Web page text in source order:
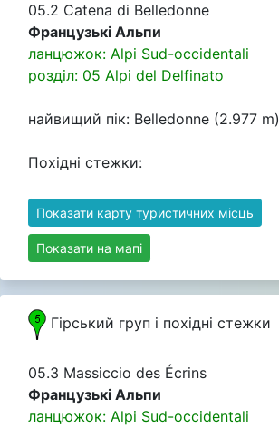
05.2 Catena di Belledonne
Французькі Альпи
ланцюжок: Alpi Sud-occidentali
розділ: 05 Alpi del Delfinato
найвищий пік: Belledonne (2.977 m)
Похідні стежки:
Показати карту туристичних місць
Показати на мапі
Гірський груп i похідні стежки
05.3 Massiccio des Écrins
Французькі Альпи
ланцюжок: Alpi Sud-occidentali